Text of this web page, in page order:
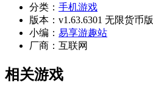
分类： 手机游戏
版本： v1.63.6301 无限货币版
小编： 易享游趣站
厂商： 互联网
相关游戏